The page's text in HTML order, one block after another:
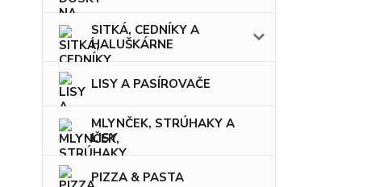
SITKÁ, CEDNÍKY A
HALUŠKÁRNE
LISY A PASÍROVAČE
MLYNČEK, STRÚHAKY A
LISY
PIZZA & PASTA